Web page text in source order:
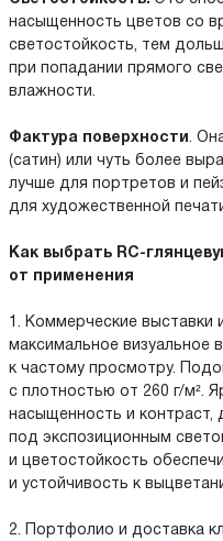
насыщенность цветов со
светостойкость, тем
при попадании прямого
влажности.
Фактура поверхности.
(сатин) или чуть более
лучше для портретов и
для художественной
Как выбрать RC-
от применения
1. Коммерческие выставки
максимальное визуальное
к частому просмотру.
с плотностью от 260 г/м².
насыщенность и контраст,
под экспозиционным
и цветостойкость
и устойчивость к
2. Портфолио и доставка